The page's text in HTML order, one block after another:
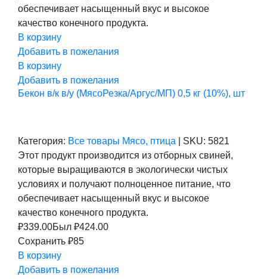
обеспечивает насыщенный вкус и высокое
качество конечного продукта.
В корзину
Добавить в пожелания
В корзину
Добавить в пожелания
Бекон в/к в/у (МясоРезка/Аргус/МП) 0,5 кг (10%), шт
Категория: Все товары Мясо, птица SKU: 5821
Этот продукт производится из отборных свиней,
которые выращиваются в экологически чистых
условиях и получают полноценное питание, что
обеспечивает насыщенный вкус и высокое
качество конечного продукта.
₽339.00Был ₽424.00
Сохранить ₽85
В корзину
Добавить в пожелания